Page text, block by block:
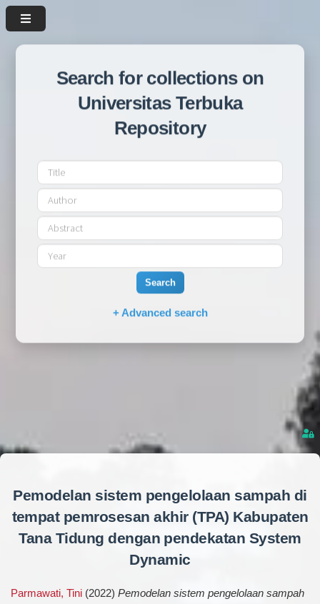
Search for collections on
Universitas Terbuka
Repository
Search
+ Advanced search
Pemodelan sistem pengelolaan sampah di
tempat pemrosesan akhir (TPA) Kabupaten
Tana Tidung dengan pendekatan System
Dynamic
Parmawati, Tini(2022) Pemodelan sistem pengelolaan sampah